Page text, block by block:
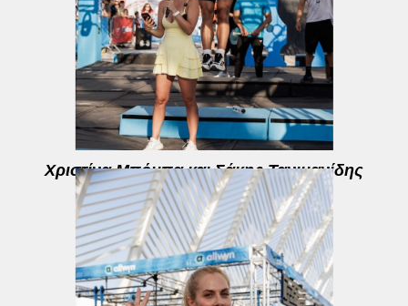
Χριστίνα Μπόμπα και Σάκης Τανιμανίδης